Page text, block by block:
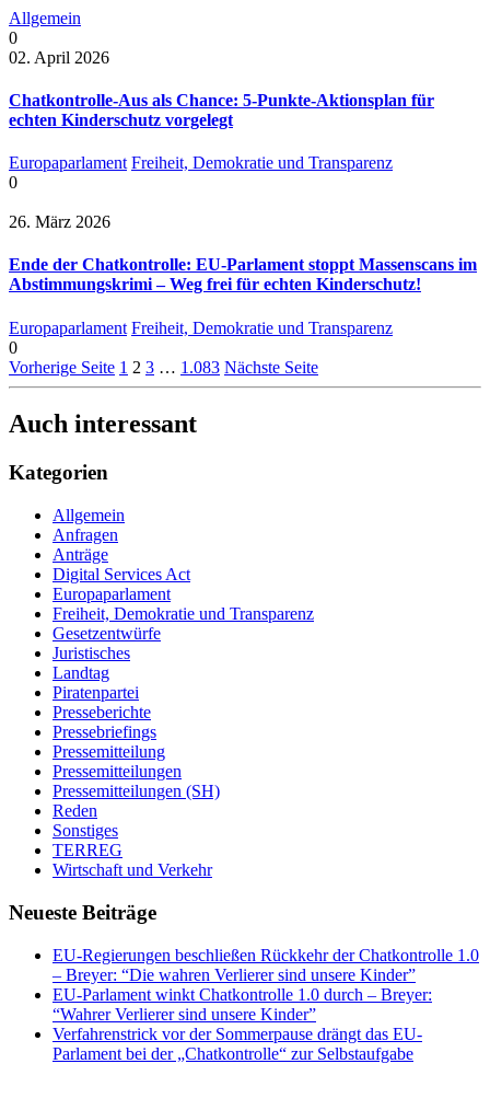
Allgemein
0
02. April 2026
Chatkontrolle-Aus als Chance: 5-Punkte-Aktionsplan für
echten Kinderschutz vorgelegt
Europaparlament Freiheit, Demokratie und Transparenz
0
26. März 2026
Ende der Chatkontrolle: EU-Parlament stoppt Massenscans im
Abstimmungskrimi – Weg frei für echten Kinderschutz!
Europaparlament Freiheit, Demokratie und Transparenz
0
Vorherige Seite 1 2 3 … 1.083 Nächste Seite
Auch interessant
Kategorien
Allgemein
Anfragen
Anträge
Digital Services Act
Europaparlament
Freiheit, Demokratie und Transparenz
Gesetzentwürfe
Juristisches
Landtag
Piratenpartei
Presseberichte
Pressebriefings
Pressemitteilung
Pressemitteilungen
Pressemitteilungen (SH)
Reden
Sonstiges
TERREG
Wirtschaft und Verkehr
Neueste Beiträge
EU-Regierungen beschließen Rückkehr der Chatkontrolle 1.0
– Breyer: “Die wahren Verlierer sind unsere Kinder”
EU-Parlament winkt Chatkontrolle 1.0 durch – Breyer:
“Wahrer Verlierer sind unsere Kinder”
Verfahrenstrick vor der Sommerpause drängt das EU-
Parlament bei der „Chatkontrolle“ zur Selbstaufgabe